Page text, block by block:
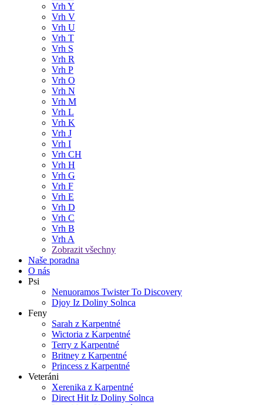
Vrh Y
Vrh V
Vrh U
Vrh T
Vrh S
Vrh R
Vrh P
Vrh O
Vrh N
Vrh M
Vrh L
Vrh K
Vrh J
Vrh I
Vrh CH
Vrh H
Vrh G
Vrh F
Vrh E
Vrh D
Vrh C
Vrh B
Vrh A
Zobrazit všechny
Naše poradna
O nás
Psi
Nenuoramos Twister To Discovery
Djoy Iz Doliny Solnca
Feny
Sarah z Karpentné
Wictoria z Karpentné
Terry z Karpentné
Britney z Karpentné
Princess z Karpentné
Veteráni
Xerenika z Karpentné
Direct Hit Iz Doliny Solnca